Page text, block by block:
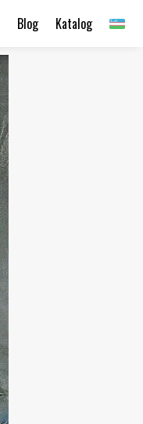
Katalog
Blog